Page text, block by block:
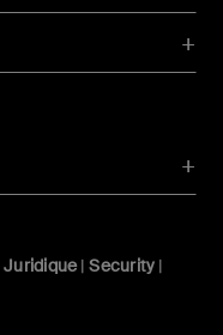
Juridique|Security |